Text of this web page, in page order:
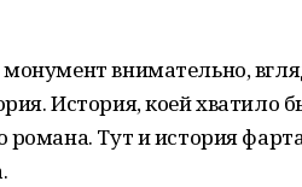
внимательно,
История, коей хватило
романа. Тут и история